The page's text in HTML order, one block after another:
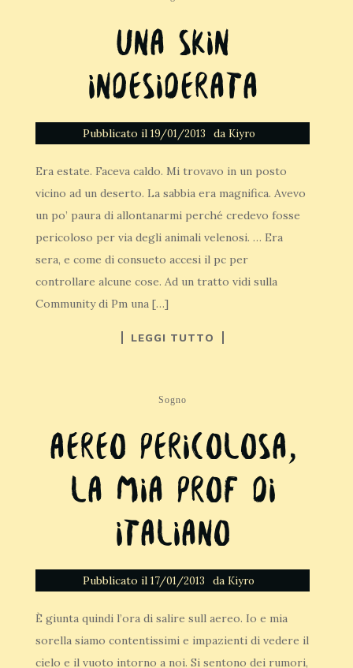
Una skin
indesiderata
Pubblicato il 19/01/2013 da Kiyro
Era estate. Faceva caldo. Mi trovavo in un posto
vicino ad un deserto. La sabbia era magnifica. Avevo
un po’ paura di allontanarmi perché credevo fosse
pericoloso per via degli animali velenosi. … Era
sera, e come di consueto accesi il pc per
controllare alcune cose. Ad un tratto vidi sulla
Community di Pm una […]
LEGGI TUTTO
Sogno
Aereo pericolosa,
La mia prof di
italiano
Pubblicato il 17/01/2013 da Kiyro
È giunta quindi l’ora di salire sull aereo. Io e mia
sorella siamo contentissimi e impazienti di vedere il
cielo e il vuoto intorno a noi. Si sentono dei rumori,